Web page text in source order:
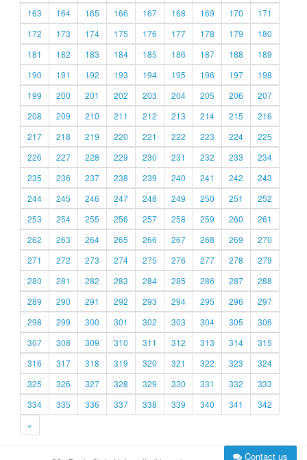
163
164 165 166 167 168 169 170
171
172
173 174 175 176 177 178 179
180
181
182 183 184 185 186 187 188
189
190
191 192 193 194 195 196 197
198
199
200 201 202 203 204 205 206
207
208
209 210 211 212 213 214 215
216
217
218 219 220 221 222 223 224
225
226
227 228 229 230 231 232 233
234
235
236 237 238 239 240 241 242
243
244
245 246 247 248 249 250 251
252
253
254 255 256 257 258 259 260
261
262
263 264 265 266 267 268 269
270
271
272 273 274 275 276 277 278
279
280
281 282 283 284 285 286 287
288
289
290 291 292 293 294 295 296
297
298
299 300 301 302 303 304 305
306
307
308 309 310 311 312 313 314
315
316
317 318 319 320 321 322 323
324
325
326 327 328 329 330 331 332
333
334
335 336 337 338 339 340 341
342
»
Contact us